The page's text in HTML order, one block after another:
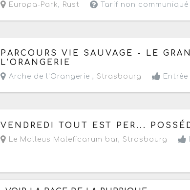
Europa-Park, Rust Tarif non communiqué
Du lundi 10 au mercredi 26 août 2026
de 10h à
- Prochaine date le mercredi 12 août 2026
PARCOURS VIE SAUVAGE - LE
L’ORANGERIE
Arche de l'Orangerie , Strasbourg
Le vendredi 14 août 2026 à partir de 20h
VENDREDI TOUT EST PER...
Le Malleus Maleficarum bar, Strasbourg